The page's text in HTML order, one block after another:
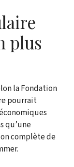
plus
la Fondation
pourrait
qu’une
complète de